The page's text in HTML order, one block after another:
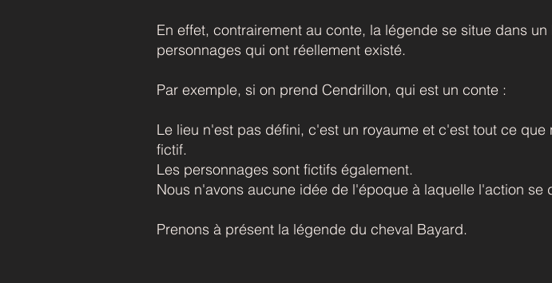
En effet, contrairement au conte, la légende se situe dans
personnages qui ont réellement existé.
Par exemple, si on prend Cendrillon, qui est un conte :
Le lieu n'est pas défini, c'est un royaume et c'est tout ce
fictif.
Les personnages sont fictifs également.
Nous n'avons aucune idée de l'époque à laquelle l'action se
Prenons à présent la légende du cheval Bayard.